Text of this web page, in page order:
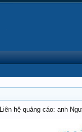
Liên hệ quảng cáo: anh